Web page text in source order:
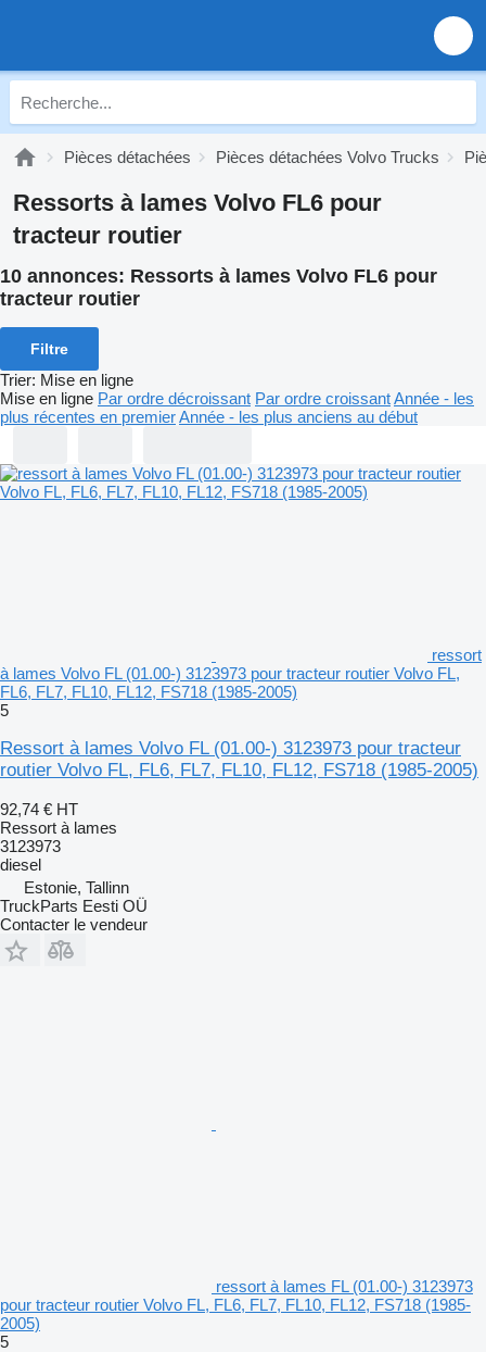
Pièces détachées Pièces détachées Volvo Trucks
Ressorts à lames Volvo FL6 pour
tracteur routier
10 annonces: Ressorts à lames Volvo FL6 pour
tracteur routier
Filtre
Trier: Mise en ligne
Mise en ligne Par ordre décroissant Par ordre croissantAnnée - les
plus récentes en premierAnnée - les plus anciens au début
ressort
à lames Volvo FL (01.00-) 3123973 pour tracteur routier Volvo FL,
FL6, FL7, FL10, FL12, FS718 (1985-2005)
5
Ressort à lames Volvo FL (01.00-) 3123973 pour tracteur
routier Volvo FL, FL6, FL7, FL10, FL12, FS718 (1985-2005)
92,74 € HT
Ressort à lames
3123973
diesel
Estonie, Tallinn
TruckParts Eesti OÜ
Contacter le vendeur
ressort à lames FL (01.00-) 3123973
pour tracteur routier Volvo FL, FL6, FL7, FL10, FL12, FS718 (1985-
2005)
5